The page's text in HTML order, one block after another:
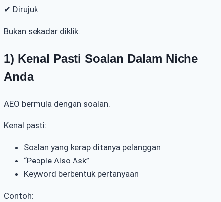
✔ Dirujuk
Bukan sekadar diklik.
1) Kenal Pasti Soalan Dalam Niche
Anda
AEO bermula dengan soalan.
Kenal pasti:
Soalan yang kerap ditanya pelanggan
“People Also Ask”
Keyword berbentuk pertanyaan
Contoh: